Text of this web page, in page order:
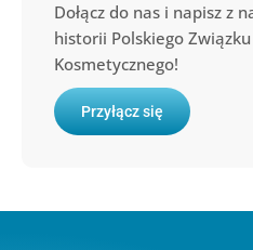
Dołącz do nas i napisz z
historii Polskiego Związku
Kosmetycznego!
Przyłącz się